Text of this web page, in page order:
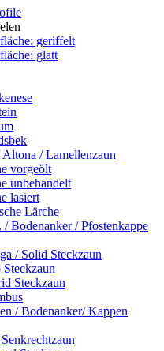
geriffelt
glatt
Altona / Lamellenzaun
vorgeölt
unbehandelt
lasiert
Lärche
/ Bodenanker / Pfostenkappe
/ Solid Steckzaun
Steckzaun
Steckzaun
/ Bodenanker/ Kappen